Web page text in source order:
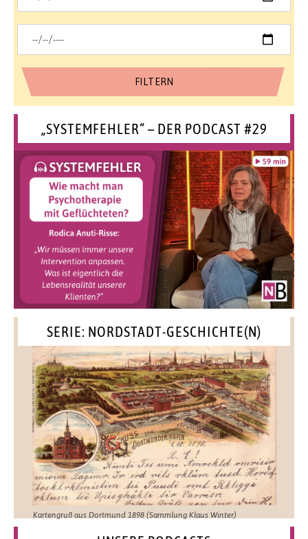
„SYSTEMFEHLER“ – DER PODCAST #29
SERIE: NORDSTADT-GESCHICHTE(N)
Kartengruß aus Dortmund 1898 (Sammlung Klaus Winter)